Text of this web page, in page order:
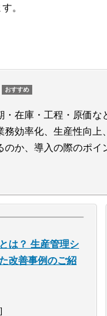
。
おすすめ
・在庫・工程・原価
務効率化、生産性向
か、導入の際のポイ
は？ 生産管理シ
改善事例のご紹